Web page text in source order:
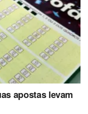
apostas levam